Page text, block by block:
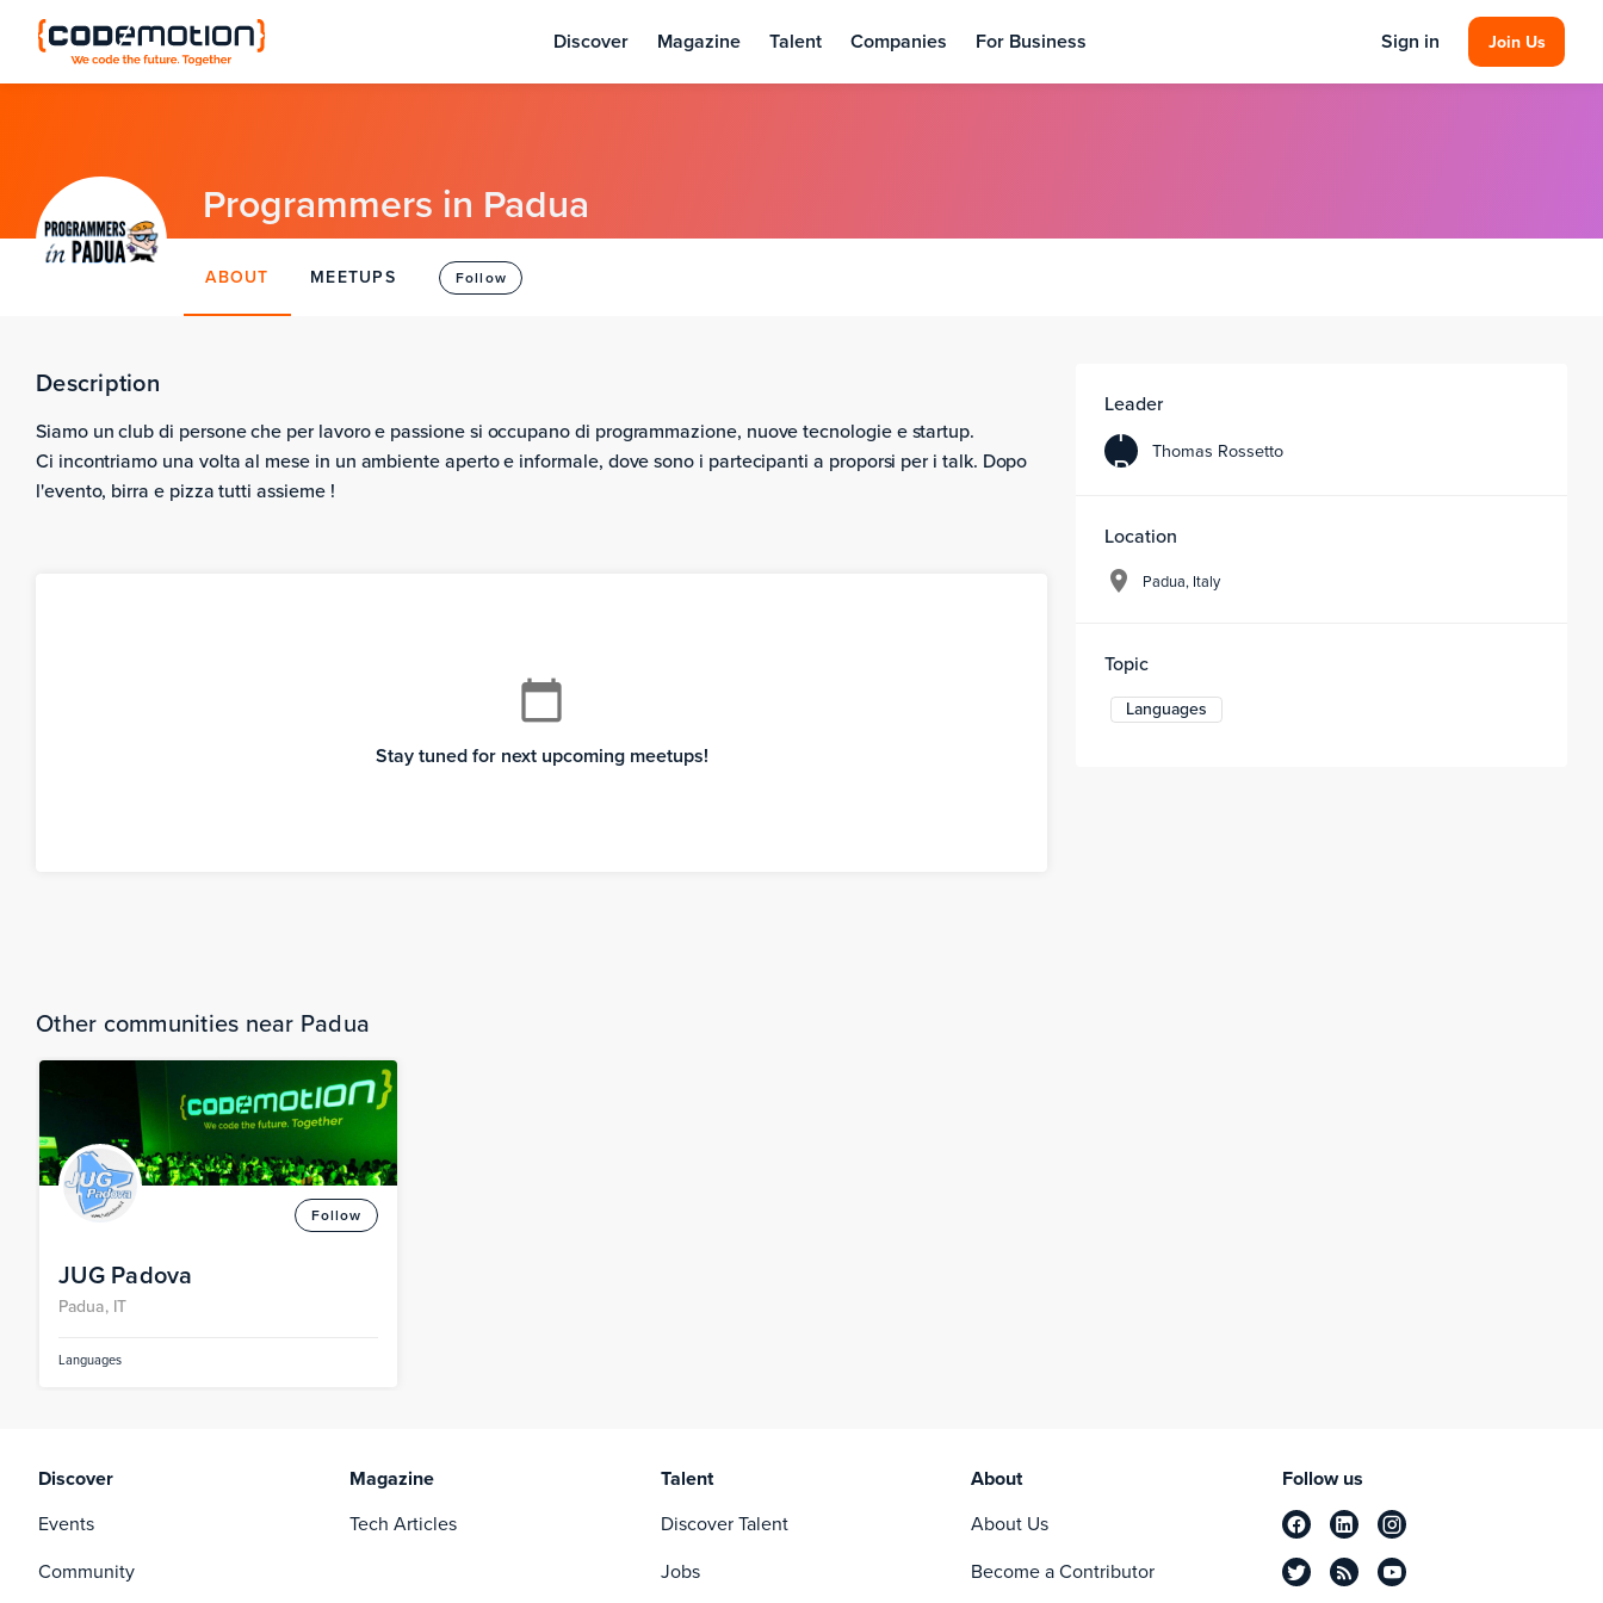
Discover Magazine Talent Companies For Business Sign in Join Us
Programmers in Padua
ABOUT MEETUPS Follow
Description
Siamo un club di persone che per lavoro e passione si occupano di programmazione, nuove tecnologie e startup.
Ci incontriamo una volta al mese in un ambiente aperto e informale, dove sono i partecipanti a proporsi per i talk. Dopo
l'evento, birra e pizza tutti assieme !
calendar_today
Stay tuned for next upcoming meetups!
Leader
T
R
Thomas Rossetto
Location
Padua, Italy
Topic
Languages
Other communities near Padua
Follow
JUG Padova
Padua, IT
Languages
Discover
Events
Community
Magazine
Tech Articles
Talent
Discover Talent
Jobs
About
About Us
Become a Contributor
Follow us